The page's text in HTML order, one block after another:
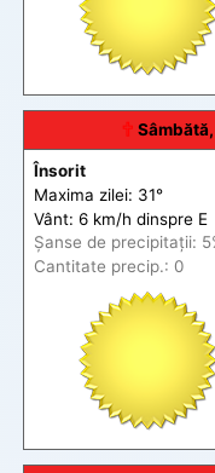
🕆
Însorit
Maxima zilei: 31°
Vânt: 6 km/h dinspre E
Șanse de precipitații:
Cantitate precip.: 0